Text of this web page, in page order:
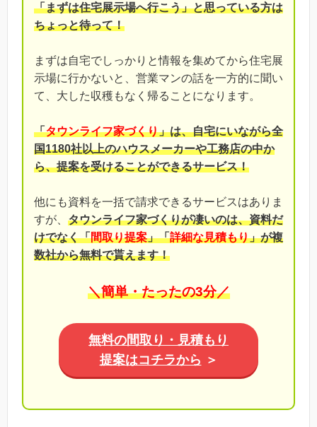
「まずは住宅展示場へ行こう」と思っている方は
ちょっと待って！
まずは自宅でしっかりと情報を集めてから住宅展
示場に行かないと、営業マンの話を一方的に聞い
て、大した収穫もなく帰ることになります。
「タウンライフ家づくり」は、自宅にいながら全
国1180社以上のハウスメーカーや工務店の中か
ら、提案を受けることができるサービス！
他にも資料を一括で請求できるサービスはありま
すが、 タウンライフ家づくりが凄いのは、資料だ
けでなく「間取り提案」「詳細な見積もり」が複
数社から無料で貰えます！
＼簡単・たったの3分／
無料の間取り・見積もり
提案はコチラから ＞